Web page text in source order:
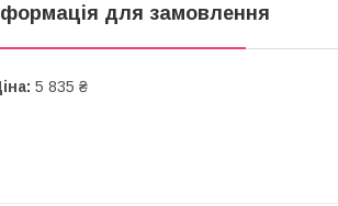
для замовлення
5 835 ₴